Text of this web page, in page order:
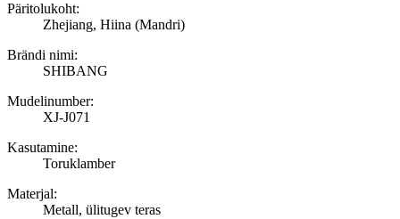
Päritolukoht:
Zhejiang, Hiina (Mandri)
Brändi nimi:
SHIBANG
Mudelinumber:
XJ-J071
Kasutamine:
Toruklamber
Materjal:
Metall, ülitugev teras